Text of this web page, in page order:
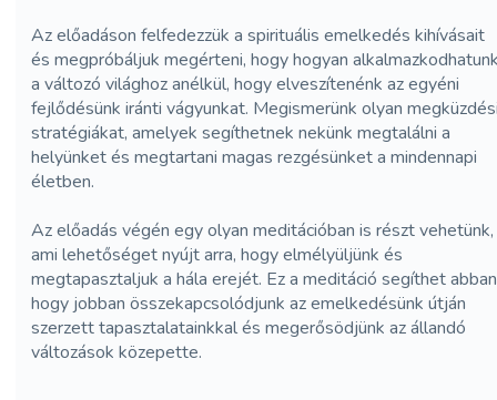
Az előadáson felfedezzük a spirituális emelkedés kihívásait
és megpróbáljuk megérteni, hogy hogyan
a változó világhoz anélkül, hogy elveszítenénk az egyéni
fejlődésünk iránti vágyunkat. Megismerünk olyan
stratégiákat, amelyek segíthetnek nekünk megtalálni a
helyünket és megtartani magas rezgésünket a mindennapi
életben.
Az előadás végén egy olyan meditációban is részt vehetünk,
ami lehetőséget nyújt arra, hogy elmélyüljünk és
megtapasztaljuk a hála erejét. Ez a meditáció segíthet
hogy jobban összekapcsolódjunk az emelkedésünk útján
szerzett tapasztalatainkkal és megerősödjünk az állandó
változások közepette.